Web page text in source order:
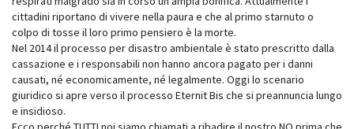
cittadini riportano di vivere nella paura e che al primo starnuto o
colpo di tosse il loro primo pensiero è la morte.
Nel 2014 il processo per disastro ambientale è stato prescritto dalla
cassazione e i responsabili non hanno ancora pagato per i danni
causati, né economicamente, né legalmente. Oggi lo scenario
giuridico si apre verso il processo Eternit Bis che si preannuncia lungo
e insidioso.